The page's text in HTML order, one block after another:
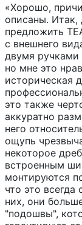
«Хорошо,
описаны. Итак,
предложить
с внешнего
двумя ручками
но мне это
историческая
это также
аккуратно
него
ощупь
некоторое
встроенным
монтируются
что это всегда
них, они
"подошвы",